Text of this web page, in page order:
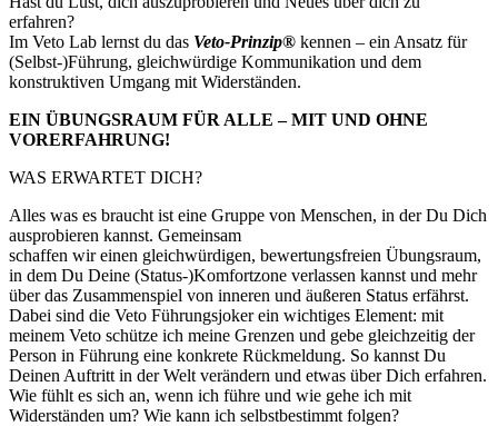
erfahren?
Im Veto Lab lernst du das Veto-Prinzip® kennen – ein Ansatz für
(Selbst-)Führung, gleichwürdige Kommunikation und dem
konstruktiven Umgang mit Widerständen.
EIN ÜBUNGSRAUM FÜR ALLE – MIT UND OHNE
VORERFAHRUNG!
WAS ERWARTET DICH?
Alles was es braucht ist eine Gruppe von Menschen, in der Du Dich
ausprobieren kannst. Gemeinsam
schaffen wir einen gleichwürdigen, bewertungsfreien Übungsraum,
in dem Du Deine (Status-)Komfortzone verlassen kannst und mehr
über das Zusammenspiel von inneren und äußeren Status erfährst.
Dabei sind die Veto Führungsjoker ein wichtiges Element: mit
meinem Veto schütze ich meine Grenzen und gebe gleichzeitig der
Person in Führung eine konkrete Rückmeldung. So kannst Du
Deinen Auftritt in der Welt verändern und etwas über Dich erfahren.
Wie fühlt es sich an, wenn ich führe und wie gehe ich mit
Widerständen um? Wie kann ich selbstbestimmt folgen?